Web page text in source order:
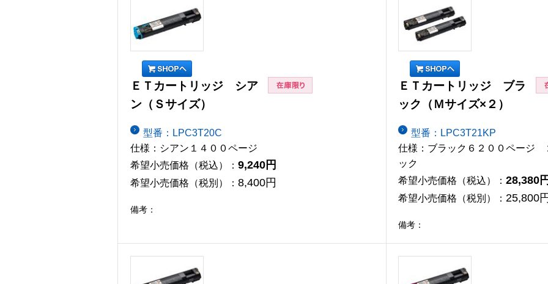
ＥＴカートリッジ シア
ン（Ｓサイズ）
型番：LPC3T20C
仕様：シアン１４００ページ
希望小売価格（税込）： 9,240円
希望小売価格（税別）： 8,400円
備考：
ＥＴカートリッジ ブラ
ック（Ｍサイズ×２）
型番：LPC3T21KP
仕様：ブラック６２００ページ
ック
希望小売価格（税込）： 28,380
希望小売価格（税別）： 25,800
備考：